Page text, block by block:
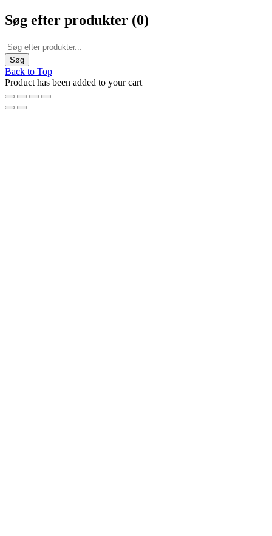
Søg efter produkter (0)
Back to Top
Product has been added to your cart